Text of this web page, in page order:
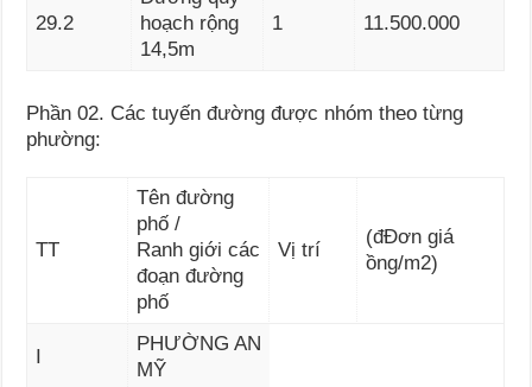
29.2
hoạch rộng
14,5m
1 11.500.000
Phần 02. Các tuyến đường được nhóm theo từng
phường:
TT
Tên đường
phố /
Ranh giới các
đoạn đường
phố
Vị trí
(đĐơn giá
ồng/m2)
I
PHƯỜNG AN
MỸ